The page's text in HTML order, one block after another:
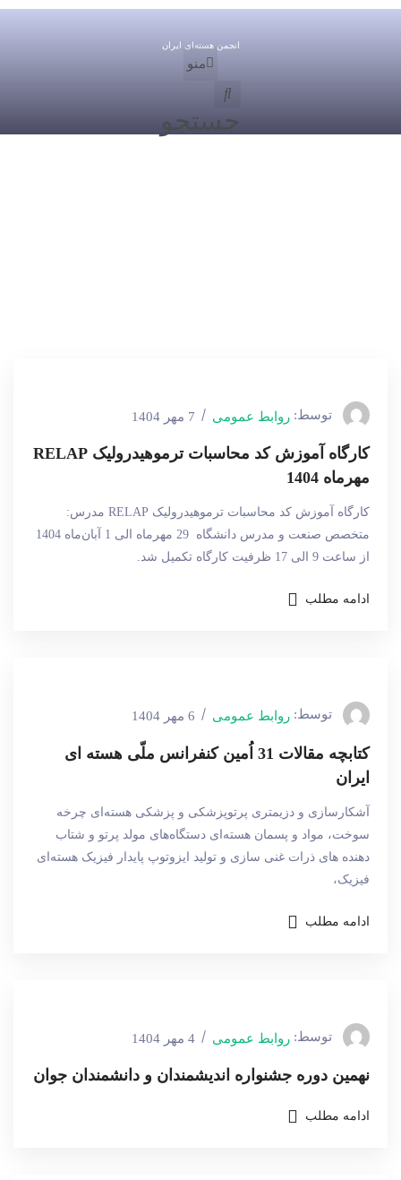
انجمن هسته‌ای ایران
منو
جستجو
توسط: روابط عمومی 7 مهر 1404
کارگاه آموزش کد محاسبات ترموهیدرولیک RELAP
مهرماه 1404
کارگاه آموزش کد محاسبات ترموهیدرولیک RELAP مدرس:
متخصص صنعت و مدرس دانشگاه 29 مهرماه الی 1 آبان‌ماه 1404
از ساعت 9 الی 17 ظرفیت کارگاه تکمیل شد.
ادامه مطلب
توسط: روابط عمومی 6 مهر 1404
کتابچه مقالات 31 اُمین کنفرانس ملّی هسته ای
ایران
آشکارسازی و دزیمتری پرتوپزشکی و پزشکی هسته‌ای چرخه
سوخت، مواد و پسمان هسته‌ای دستگاه‌های مولد پرتو و شتاب
دهنده های ذرات غنی سازی و تولید ایزوتوپ پایدار فیزیک هسته‌ای
فیزیک،
ادامه مطلب
توسط: روابط عمومی 4 مهر 1404
نهمین دوره جشنواره اندیشمندان و دانشمندان جوان
ادامه مطلب